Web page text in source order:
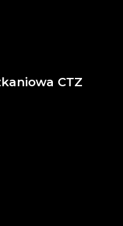
CTZ